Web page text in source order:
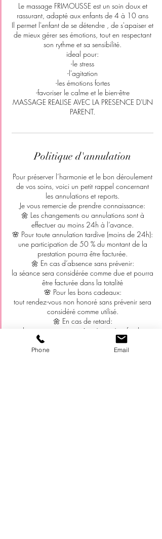
Le massage FRIMOUSSE est un soin doux et
rassurant, adapté aux enfants de 4 à 10 ans
Il permet l'enfant de se détendre , de s'apaiser et
de mieux gérer ses émotions, tout en respectant
son rythme et sa sensibilité.
ideal pour:
-le stress
-l'agitation
-les émotions fortes
-favoriser le calme et le bien-être
MASSAGE REALISE AVEC LA PRESENCE D'UN
PARENT.
Politique d'annulation
Pour préserver l’harmonie et le bon déroulement
de vos soins, voici un petit rappel concernant
les annulations et reports.
Je vous remercie de prendre connaissance:
🌼 Les changements ou annulations sont à
effectuer au moins 24h à l’avance.
🌸 Pour toute annulation tardive (moins de 24h):
une participation de 50 % du montant de la
prestation pourra être facturée.
🌼 En cas d’absence sans prévenir:
la séance sera considérée comme due et pourra
être facturée dans la totalité
🌸 Pour les bons cadeaux:
tout rendez-vous non honoré sans prévenir sera
considéré comme utilisé.
🌼 En cas de retard:
la prestation pourra être écourtée afin de
respecter les rendez-vous suivants.
Merci de votre compréhension et de votre
Phone Email